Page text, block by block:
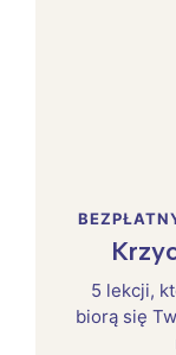
5 lekcji,
biorą się